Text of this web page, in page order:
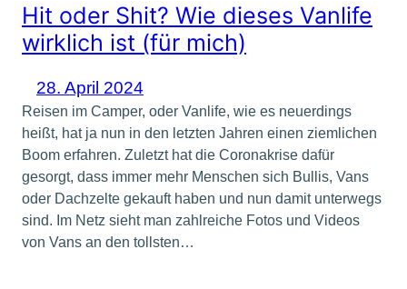
Hit oder Shit? Wie dieses Vanlife
wirklich ist (für mich)
28. April 2024
Reisen im Camper, oder Vanlife, wie es neuerdings
heißt, hat ja nun in den letzten Jahren einen ziemlichen
Boom erfahren. Zuletzt hat die Coronakrise dafür
gesorgt, dass immer mehr Menschen sich Bullis, Vans
oder Dachzelte gekauft haben und nun damit unterwegs
sind. Im Netz sieht man zahlreiche Fotos und Videos
von Vans an den tollsten…